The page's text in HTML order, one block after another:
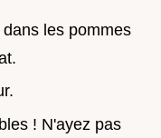
les pommes
! N'ayez pas